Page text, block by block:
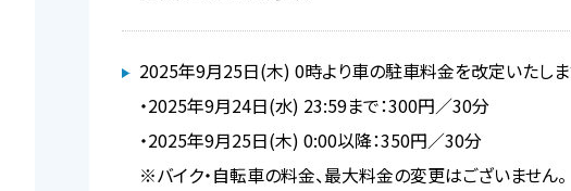
2025年9月25日(木) 0時より車の駐車料金を改定いたしま
・2025年9月24日(水) 23:59まで：300円／30分
・2025年9月25日(木) 0:00以降：350円／30分
※バイク・自転車の料金、最大料金の変更はございません。